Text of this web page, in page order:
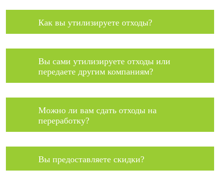
Как вы утилизируете отходы?
Вы сами утилизируете отходы или
передаете другим компаниям?
Можно ли вам сдать отходы на
переработку?
Вы предоставляете скидки?